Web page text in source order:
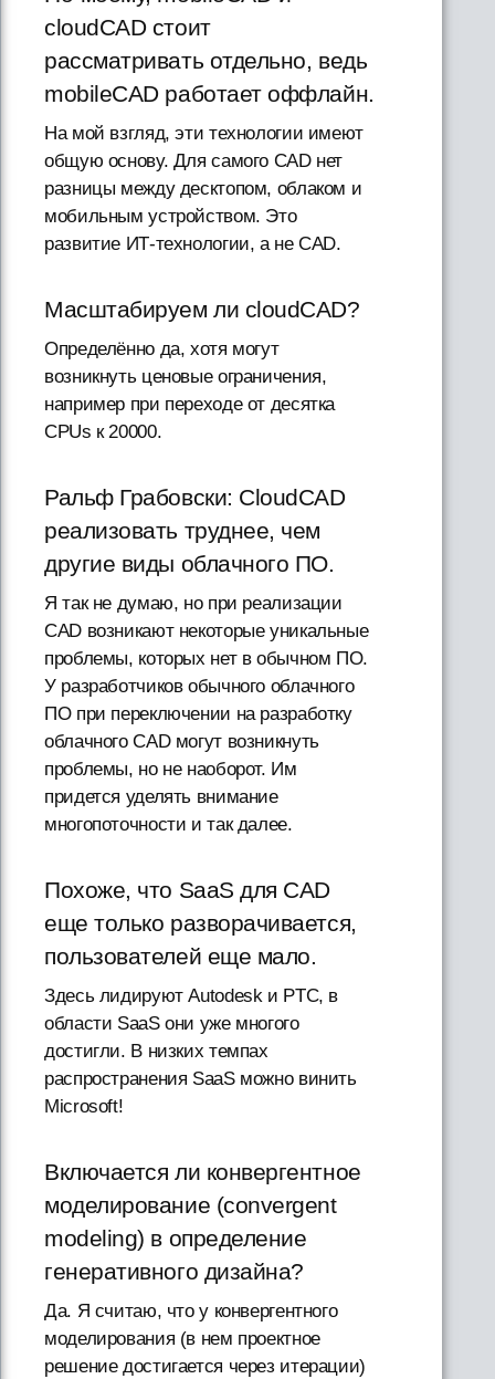
cloudCAD стоит
рассматривать отдельно, ведь
mobileCAD работает оффлайн.
На мой взгляд, эти технологии имеют
общую основу. Для самого CAD нет
разницы между десктопом, облаком и
мобильным устройством. Это
развитие ИТ-технологии, а не CAD.
Масштабируем ли cloudCAD?
Определённо да, хотя могут
возникнуть ценовые ограничения,
например при переходе от десятка
CPUs к 20000.
Ральф Грабовски: CloudCAD
реализовать труднее, чем
другие виды облачного ПО.
Я так не думаю, но при реализации
CAD возникают некоторые уникальные
проблемы, которых нет в обычном ПО.
У разработчиков обычного облачного
ПО при переключении на разработку
облачного CAD могут возникнуть
проблемы, но не наоборот. Им
придется уделять внимание
многопоточности и так далее.
Похоже, что SaaS для CAD
еще только разворачивается,
пользователей еще мало.
Здесь лидируют Autodesk и PTC, в
области SaaS они уже многого
достигли. В низких темпах
распространения SaaS можно винить
Microsoft!
Включается ли конвергентное
моделирование (convergent
modeling) в определение
генеративного дизайна?
Да. Я считаю, что у конвергентного
моделирования (в нем проектное
решение достигается через итерации)